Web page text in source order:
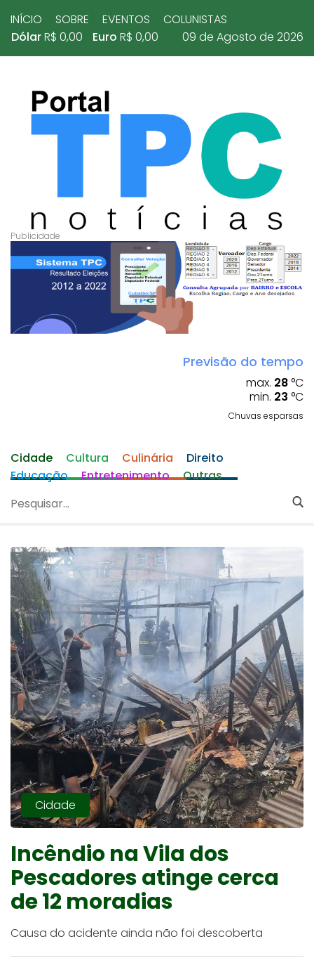
INÍCIO SOBRE EVENTOS
COLUNISTAS
DólarR$ 0,00 Euro R$ 0,00 09 de Agosto de 2026
Previsão do tempo
max. 28 °C
min. 23 °C
Chuvas esparsas
Cidade Cultura Culinária
Direito
Educação
Entretenimento Outras
Cidade
Incêndio na Vila dos
Pescadores atinge cerca
de 12 moradias
Causa do acidente ainda não foi descoberta